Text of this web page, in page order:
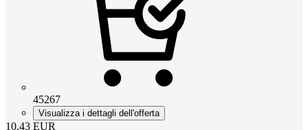
45267
Visualizza i dettagli dell'offerta
10.43 EUR